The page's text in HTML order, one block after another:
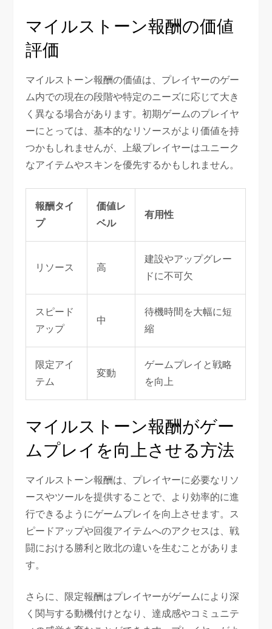
マイルストーン報酬の価値
評価
マイルストーン報酬の価値は、プレイヤーのゲー
ム内での現在の段階や特定のニーズに応じて大き
く異なる場合があります。初期ゲームのプレイヤ
ーにとっては、基本的なリソースがより価値を持
つかもしれませんが、上級プレイヤーはユニーク
なアイテムやスキンを優先するかもしれません。
報酬タイ
プ
価値レ
ベル
有用性
リソース 高
建設やアップグレー
ドに不可欠
スピード
アップ
中
待機時間を大幅に短
縮
限定アイ
テム
変動
ゲームプレイと戦略
を向上
マイルストーン報酬がゲー
ムプレイを向上させる方法
マイルストーン報酬は、プレイヤーに必要なリソ
ースやツールを提供することで、より効率的に進
行できるようにゲームプレイを向上させます。ス
ピードアップや回復アイテムへのアクセスは、戦
闘における勝利と敗北の違いを生むことがありま
す。
さらに、限定報酬はプレイヤーがゲームにより深
く関与する動機付けとなり、達成感やコミュニテ